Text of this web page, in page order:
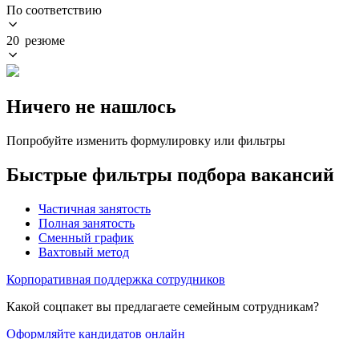
По соответствию
20 резюме
Ничего не нашлось
Попробуйте изменить формулировку или фильтры
Быстрые фильтры подбора вакансий
Частичная занятость
Полная занятость
Сменный график
Вахтовый метод
Корпоративная поддержка сотрудников
Какой соцпакет вы предлагаете семейным сотрудникам?
Оформляйте кандидатов онлайн